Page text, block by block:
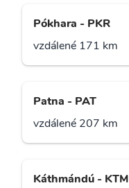
Pókhara - PKR
vzdálené 171 km
Patna - PAT
vzdálené 207 km
Káthmándú - KTM